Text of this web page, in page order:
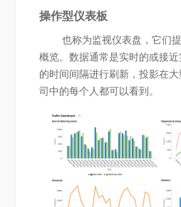
操作型仪表板
也称为监视仪表盘，它们提
概览。数据通常是实时的或接
的时间间隔进行刷新，投影在
司中的每个人都可以看到。